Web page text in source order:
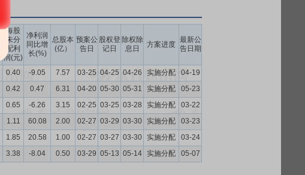
每股
未分
配利
润(元)
净利润
同比增
长(%)
总股本
(亿）
预案公
告日
股权登
记日
除权除
息日
方案进度
最新公
告日期
0.40 -9.05 7.57 03-25 04-25 04-26 实施分配
04-19
0.42 0.47 6.31 04-20 05-30 05-31 实施分配
05-23
0.65 -6.26 3.15 02-25 03-25 03-28 实施分配
03-22
1.11 60.08 2.00 02-27 03-29 03-30 实施分配
03-23
1.85 20.58 1.00 02-27 03-27 03-30 实施分配
03-24
3.38 -8.04 0.50 03-29 05-13 05-14 实施分配 05-07